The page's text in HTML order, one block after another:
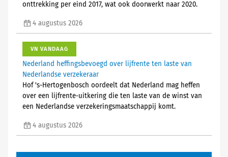
onttrekking per eind 2017, wat ook doorwerkt naar 2020.
4 augustus 2026
VN VANDAAG
Nederland heffingsbevoegd over lijfrente ten laste van
Nederlandse verzekeraar
Hof 's-Hertogenbosch oordeelt dat Nederland mag heffen
over een lijfrente-uitkering die ten laste van de winst van
een Nederlandse verzekeringsmaatschappij komt.
4 augustus 2026